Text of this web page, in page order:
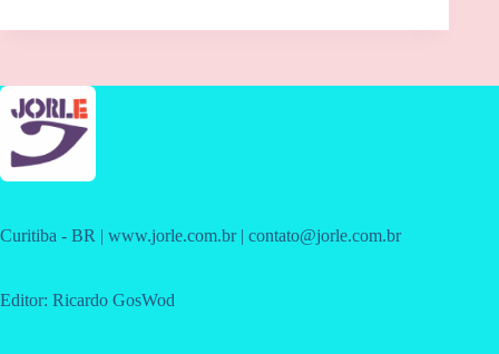
Curitiba - BR | www.jorle.com.br | contato@jorle.com.br
Editor: Ricardo GosWod